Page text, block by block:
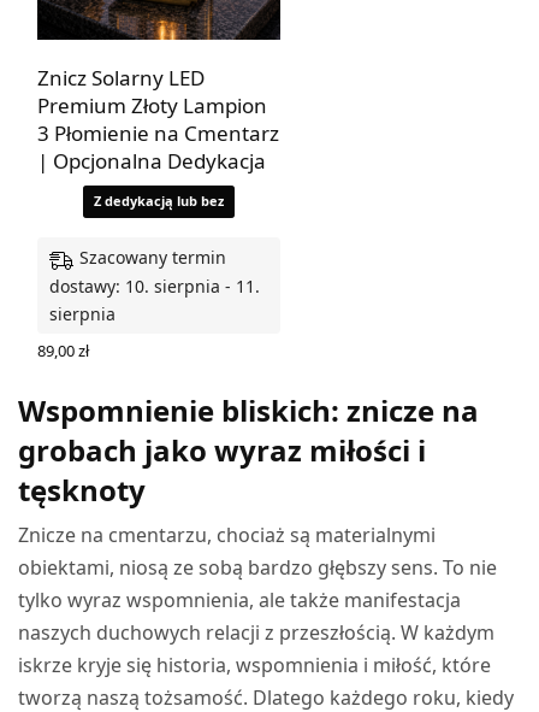
Znicz Solarny LED
Premium Złoty Lampion
3 Płomienie na Cmentarz
| Opcjonalna Dedykacja
Z dedykacją lub bez
Szacowany termin
dostawy: 10. sierpnia - 11.
sierpnia
89,00zł
Wspomnienie bliskich: znicze na
grobach jako wyraz miłości i
tęsknoty
Znicze na cmentarzu, chociaż są materialnymi
obiektami, niosą ze sobą bardzo głębszy sens. To nie
tylko wyraz wspomnienia, ale także manifestacja
naszych duchowych relacji z przeszłością. W każdym
iskrze kryje się historia, wspomnienia i miłość, które
tworzą naszą tożsamość. Dlatego każdego roku, kiedy